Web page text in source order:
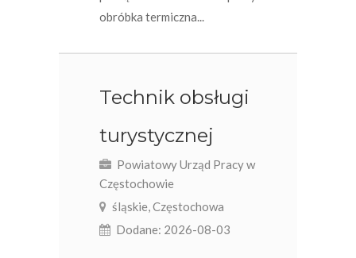
obróbka termiczna...
Technik obsługi
turystycznej
Powiatowy Urząd Pracy w
Częstochowie
śląskie, Częstochowa
Dodane: 2026-08-03